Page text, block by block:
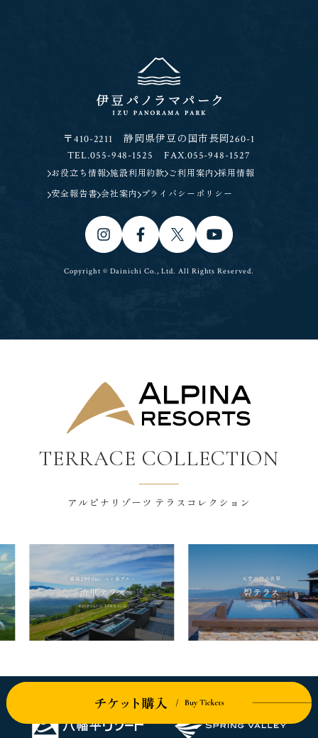
〒410-2211 静岡県伊豆の国市長岡260-1
TEL.055-948-1525 FAX.055-948-1527
お役立ち情報 施設利用約款 ご利用案内 採用情報
安全報告書 会社案内 プライバシーポリシー
Copyright © Dainichi Co., Ltd. All Rights Reserved.
TERRACE COLLECTION
アルピナリゾーツ テラスコレクション